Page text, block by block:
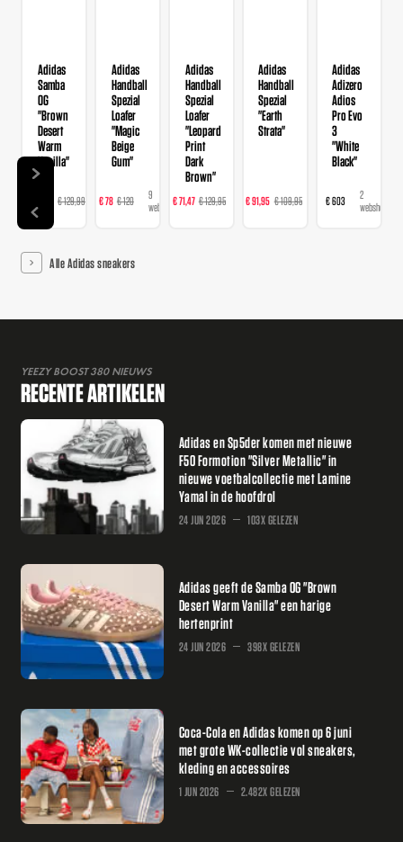
Adidas
Samba
OG
"Brown
Desert
Warm
Vanilla"
€ 129,99
14
webshops
Adidas
Handball
Spezial
Loafer
"Magic
Beige
Gum"
€ 78 € 120
9
webshops
Adidas
Handball
Spezial
Loafer
"Leopard
Print
Dark
Brown"
€ 71,47 € 129,95
webshops
Adidas
Handball
Spezial
"Earth
Strata"
€ 91,95 € 109,95
webshops
Adidas
Adizero
Adios
Pro Evo
3
"White
Black"
€ 603
2
webshops
Alle Adidas sneakers
YEEZY BOOST 380 NIEUWS
RECENTE ARTIKELEN
Adidas en Sp5der komen met nieuwe
F50 Formotion "Silver Metallic" in
nieuwe voetbalcollectie met Lamine
Yamal in de hoofdrol
24 JUN 2026 103X GELEZEN
Adidas geeft de Samba OG "Brown
Desert Warm Vanilla" een harige
hertenprint
24 JUN 2026 398X GELEZEN
Coca-Cola en Adidas komen op 6 juni
met grote WK-collectie vol sneakers,
kleding en accessoires
1 JUN 2026 2.482X GELEZEN